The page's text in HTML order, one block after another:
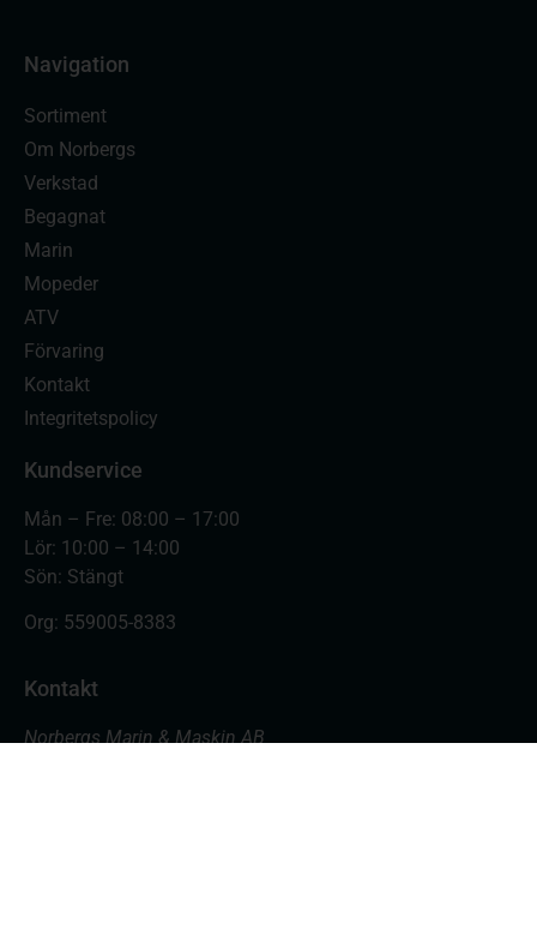
Navigation
Sortiment
Om Norbergs
Verkstad
Begagnat
Marin
Mopeder
ATV
Förvaring
Kontakt
Integritetspolicy
Kundservice
Mån – Fre: 08:00 – 17:00
Lör: 10:00 – 14:00
Sön: Stängt
Org: 559005-8383
Kontakt
Norbergs Marin & Maskin AB